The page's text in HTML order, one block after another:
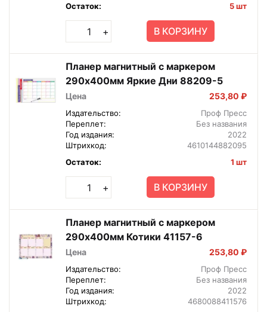
Остаток:
5 шт
+ В КОРЗИНУ
Планер магнитный с маркером
290х400мм Яркие Дни 88209-5
Цена 253,80 ₽
Издательство:
Проф Пресс
Переплет:
Без названия
Год издания:
2022
Штрихкод:
4610144882095
Остаток:
1 шт
+ В КОРЗИНУ
Планер магнитный с маркером
290х400мм Котики 41157-6
Цена 253,80 ₽
Издательство:
Проф Пресс
Переплет:
Без названия
Год издания:
2022
Штрихкод:
4680088411576